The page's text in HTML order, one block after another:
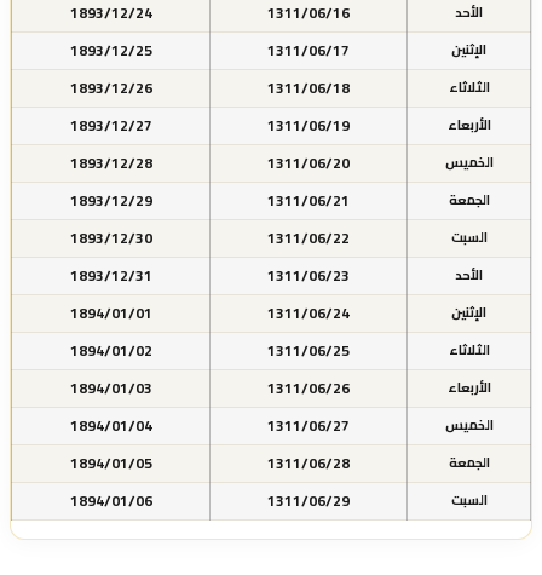
الأحد 1311/06/16
1893/12/24
الإثنين 1311/06/17
1893/12/25
الثلاثاء 1311/06/18
1893/12/26
الأربعاء 1311/06/19
1893/12/27
الخميس 1311/06/20
1893/12/28
الجمعة 1311/06/21
1893/12/29
السبت 1311/06/22
1893/12/30
الأحد 1311/06/23
1893/12/31
الإثنين 1311/06/24
1894/01/01
الثلاثاء 1311/06/25
1894/01/02
الأربعاء 1311/06/26
1894/01/03
الخميس 1311/06/27
1894/01/04
الجمعة 1311/06/28
1894/01/05
السبت 1311/06/29
1894/01/06